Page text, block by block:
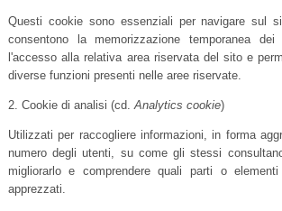
Questi cookie sono essenziali per navigare sul
consentono la memorizzazione temporanea
l'accesso alla relativa area riservata del sito e
diverse funzioni presenti nelle aree riservate.
2. Cookie di analisi (cd.Analytics cookie)
Utilizzati per raccogliere informazioni, in forma
numero degli utenti, su come gli stessi
migliorarlo e comprendere quali parti o elementi
apprezzati.